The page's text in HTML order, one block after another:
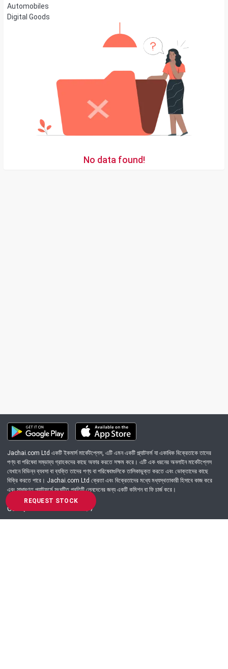
REQUEST STOCK
Automobiles
Digital Goods
No data found!
Jachai.com Ltd একটি ইকমার্স মার্কেটপ্লেস, এটি এমন একটি প্ল্যাটফর্ম যা একাধিক বিক্রেতাকে তাদের
পণ্য বা পরিষেবা সম্ভাব্য গ্রাহকদের কাছে অফার করতে সক্ষম করে। এটি এক ধরনের অনলাইন মার্কেটপ্লেস
যেখানে বিভিন্ন ব্যবসা বা ব্যক্তি তাদের পণ্য বা পরিষেবাগুলিকে তালিকাভুক্ত করতে এবং ভোক্তাদের কাছে
বিক্রি করতে পারে। Jachai.com Ltd ক্রেতা এবং বিক্রেতাদের মধ্যে মধ্যস্থতাকারী হিসাবে কাজ করে
এবং সাধারণত প্ল্যাটফর্মে সংঘটিত প্রতিটি লেনদেনের জন্য একটি কমিশন বা ফি চার্জ করে।
Got Question? Call us 24/7